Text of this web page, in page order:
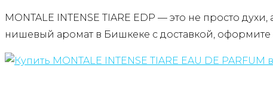
MONTALE INTENSE TIARE EDP — это не просто
нишевый аромат в Бишкеке с доставкой, оформите